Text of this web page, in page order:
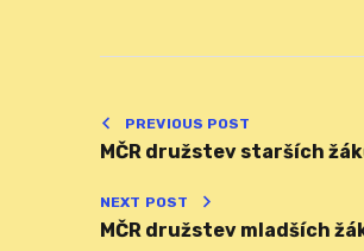
PREVIOUS POST
MČR družstev starších
NEXT POST
MČR družstev mladších